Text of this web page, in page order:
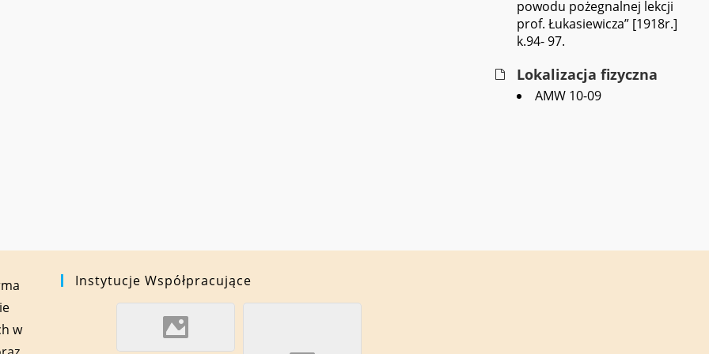
powodu pożegnalnej lekcji
prof. Łukasiewicza” [1918r.]
k.94- 97.
Lokalizacja fizyczna
AMW 10-09
w
Instytucje Współpracujące